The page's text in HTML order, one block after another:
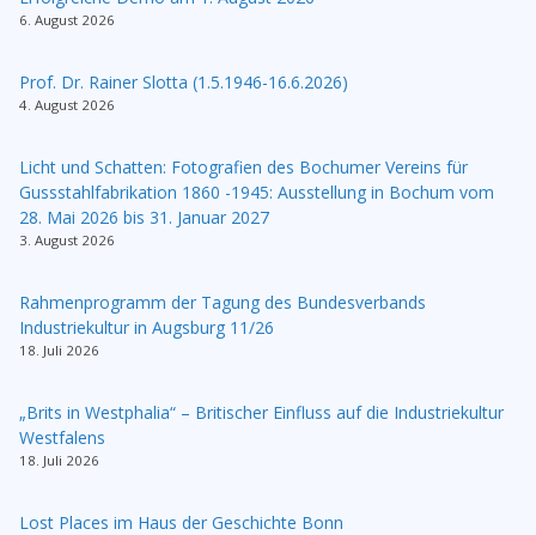
6. August 2026
Prof. Dr. Rainer Slotta (1.5.1946-16.6.2026)
4. August 2026
Licht und Schatten: Fotografien des Bochumer Vereins für
Gussstahlfabrikation 1860 -1945: Ausstellung in Bochum vom
28. Mai 2026 bis 31. Januar 2027
3. August 2026
Rahmenprogramm der Tagung des Bundesverbands
Industriekultur in Augsburg 11/26
18. Juli 2026
„Brits in Westphalia“ – Britischer Einfluss auf die Industriekultur
Westfalens
18. Juli 2026
Lost Places im Haus der Geschichte Bonn